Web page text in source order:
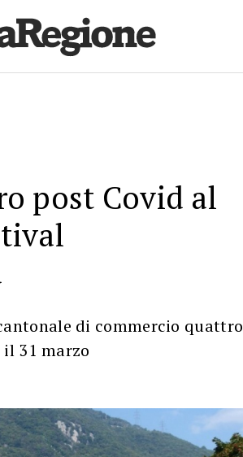
post Covid al
di commercio quattro
31 marzo